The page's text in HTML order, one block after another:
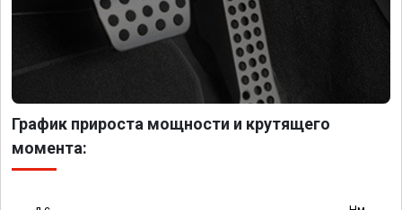
График прироста мощности и крутящего
момента: